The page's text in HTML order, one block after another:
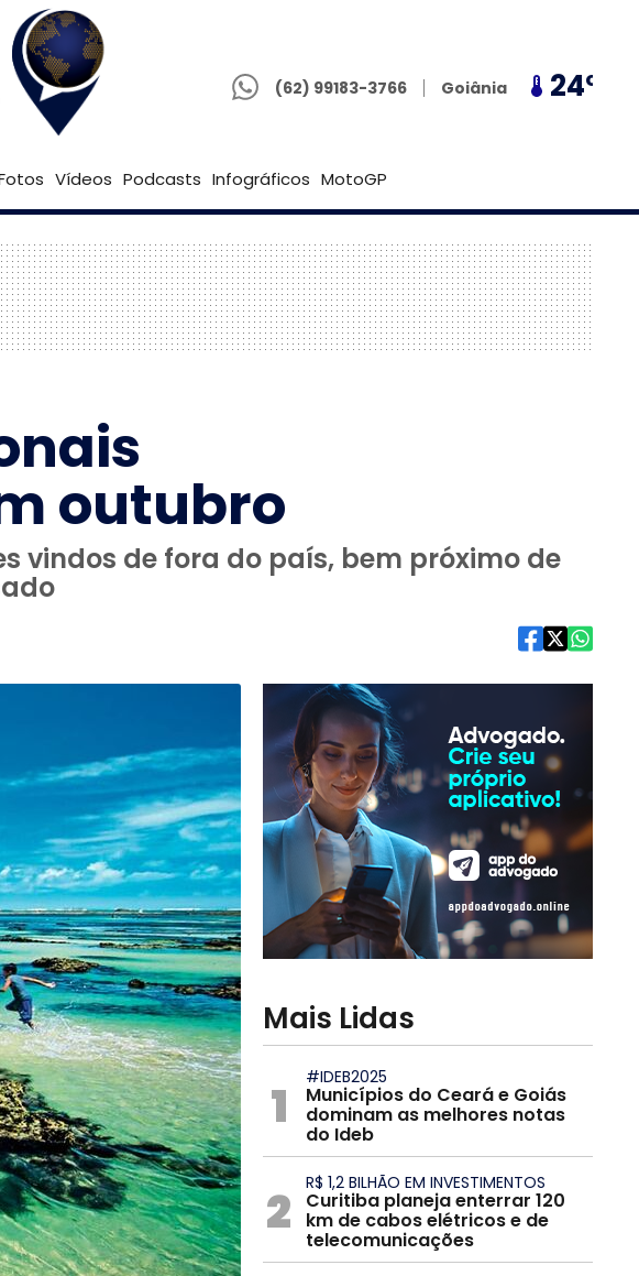
(62) 99183-3766
Brasília Goiânia 24º Brasília 21º
Vídeos Podcasts Infográficos MotoGP
outubro
vindos de fora do país, bem próximo de
Mais Lidas
1 #IDEB2025
Municípios do Ceará e Goiás
dominam as melhores notas
do Ideb
2 R$ 1,2 BILHÃO EM INVESTIMENTOS
Curitiba planeja enterrar 120
km de cabos elétricos e de
telecomunicações